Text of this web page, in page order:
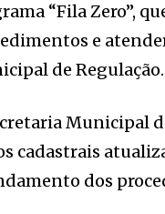
“Fila Zero”,
e
de Regulação.
Municipal
cadastrais
dos